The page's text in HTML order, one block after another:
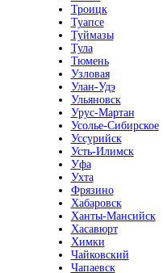
Троицк
Туапсе
Туймазы
Тула
Тюмень
Узловая
Улан-Удэ
Ульяновск
Урус-Мартан
Усолье-Сибирское
Уссурийск
Усть-Илимск
Уфа
Ухта
Фрязино
Хабаровск
Ханты-Мансийск
Хасавюрт
Химки
Чайковский
Чапаевск